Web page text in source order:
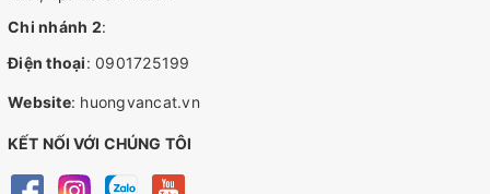
Chi nhánh 2:
Điện thoại: 0901725199
Website: huongvancat.vn
KẾT NỐI VỚI CHÚNG TÔI